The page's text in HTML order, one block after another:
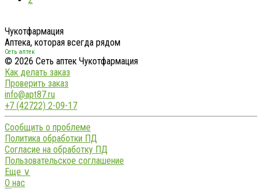
Чукотфармация
Аптека, которая всегда рядом
Сеть аптек
© 2026 Сеть аптек Чукотфармация
Как делать заказ
Проверить заказ
info@apt87.ru
+7 (42722) 2-09-17
Сообщить о проблеме
Политика обработки ПД
Согласие на обработку ПД
Пользовательское соглашение
Еще ∨
О нас